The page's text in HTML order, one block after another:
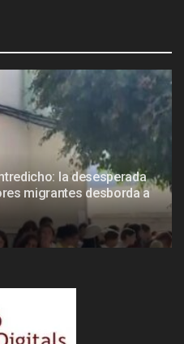
la desesperada
migrantes desborda a